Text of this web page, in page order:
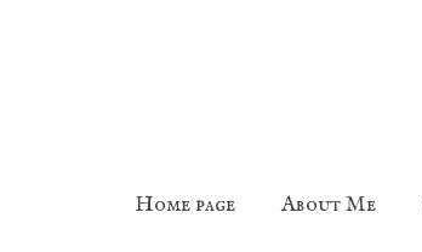
Home page About Me